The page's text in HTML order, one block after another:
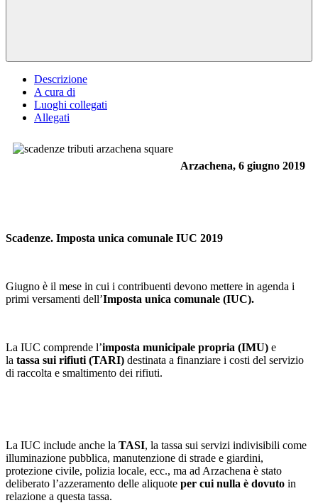
Descrizione
A cura di
Luoghi collegati
Allegati
Arzachena, 6 giugno 2019
Scadenze. Imposta unica comunale IUC 2019
Giugno è il mese in cui i contribuenti devono mettere in agenda i
primi versamenti dell’Imposta unica comunale (IUC).
La IUC comprende l’imposta municipale propria (IMU) e
la tassa sui rifiuti (TARI) destinata a finanziare i costi del servizio
di raccolta e smaltimento dei rifiuti.
La IUC include anche la TASI, la tassa sui servizi indivisibili come
illuminazione pubblica, manutenzione di strade e giardini,
protezione civile, polizia locale, ecc., ma ad Arzachena è stato
deliberato l’azzeramento delle aliquote per cui nulla è dovuto in
relazione a questa tassa.